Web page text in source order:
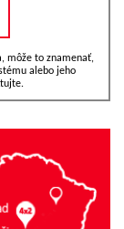
môže to znamenať,
alebo jeho